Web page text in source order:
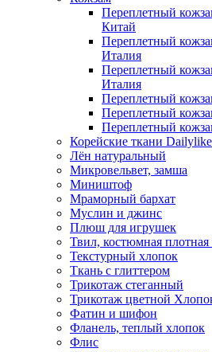
Переплетный
Китай
Переплетный
Италия
Переплетный
Италия
Переплетный
Переплетный
Переплетный
Корейские ткани Dailylike
Лён натуральный
Микровельвет, замша
Миништоф
Мраморный бархат
Муслин и джинс
Плюш для игрушек
Твил, костюмная плотная
Текстурный хлопок
Ткань с глиттером
Трикотаж стеганный
Трикотаж цветной
Фатин и шифон
Фланель, теплый хлопок
Флис